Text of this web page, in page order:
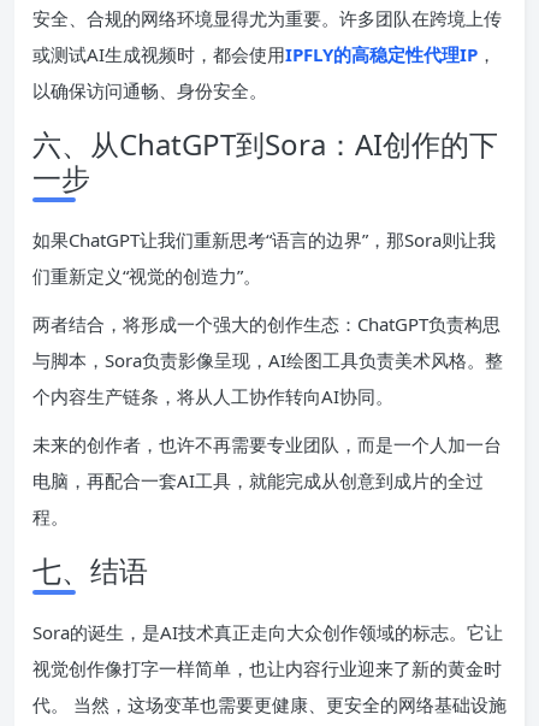
安全、合规的网络环境显得尤为重要。许多团队在跨境上传
或测试AI生成视频时，都会使用IPFLY的高稳定性代理IP ，
以确保访问通畅、身份安全。
六、从ChatGPT到Sora：AI创作的下
一步
如果ChatGPT让我们重新思考“语言的边界”，那Sora则让我
们重新定义“视觉的创造力”。
两者结合，将形成一个强大的创作生态：ChatGPT负责构思
与脚本，Sora负责影像呈现，AI绘图工具负责美术风格。整
个内容生产链条，将从人工协作转向AI协同。
未来的创作者，也许不再需要专业团队，而是一个人加一台
电脑，再配合一套AI工具，就能完成从创意到成片的全过
程。
七、结语
Sora的诞生，是AI技术真正走向大众创作领域的标志。它让
视觉创作像打字一样简单，也让内容行业迎来了新的黄金时
代。 当然，这场变革也需要更健康、更安全的网络基础设施